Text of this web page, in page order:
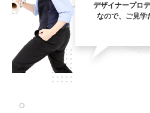
デザイナープロ
なので、ご見学